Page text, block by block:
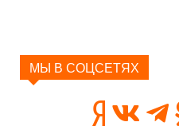
МЫ В СОЦСЕТЯХ